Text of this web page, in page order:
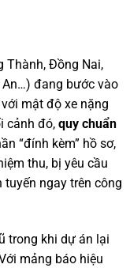
Thành, Đồng Nai,
An…) đang bước vào
mật độ xe nặng
cảnh đó, quy chuẩn
“đính kèm” hồ sơ,
thu, bị yêu cầu
tuyến ngay trên công
trong khi dự án lại
mảng báo hiệu